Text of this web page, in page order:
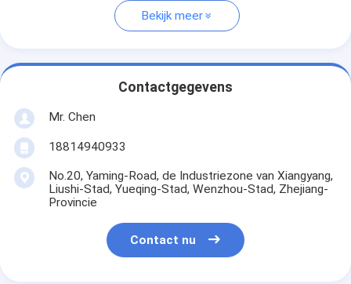
Bekijk meer
Contactgegevens
Mr. Chen
18814940933
No.20, Yaming-Road, de Industriezone van Xiangyang,
Liushi-Stad, Yueqing-Stad, Wenzhou-Stad, Zhejiang-
Provincie
Contact nu